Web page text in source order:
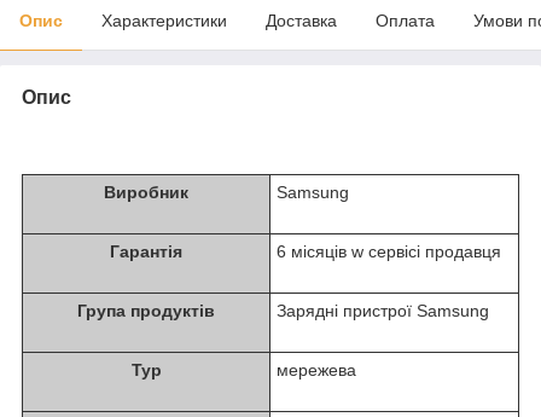
Опис Характеристики Доставка Оплата Умови
Опис
Виробник Samsung
Гарантія 6 місяців w сервісі продавця
Група продуктів Зарядні пристрої Samsung
Typ мережева